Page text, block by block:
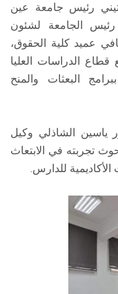
رئيس جامعة عين
الجامعة لشئون
عميد كلية الحقوق،
الدراسات العليا
البعثات والمنح
ياسين الشاذلي وكيل
تجربته في الابتعاث
الأكاديمية للدارس.